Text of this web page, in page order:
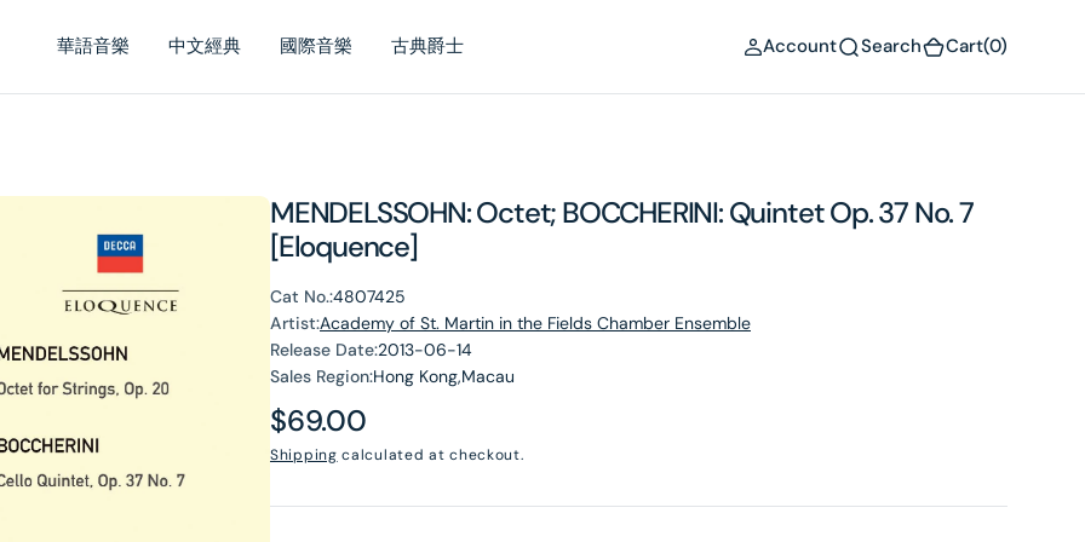
華語音樂 中文經典 國際音樂 古典爵士 Account Search Cart(0)
MENDELSSOHN: Octet; BOCCHERINI: Quintet Op. 37 No. 7
[Eloquence]
Cat No.:4807425
Artist:Academy of St. Martin in the Fields Chamber Ensemble
Release Date:2013-06-14
Sales Region:Hong Kong,Macau
Regular
price
$69.00
Shipping calculated at checkout.